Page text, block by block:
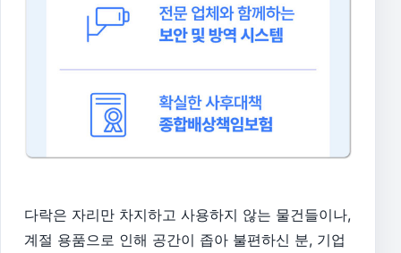
다락은 자리만 차지하고 사용하지 않는 물건들이나,
계절 용품으로 인해 공간이 좁아 불편하신 분, 기업